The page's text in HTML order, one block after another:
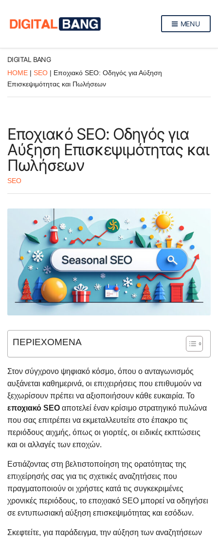
MENU
DIGITAL BANG
HOME | SEO | Εποχιακό SEO: Οδηγός για Αύξηση
Επισκεψιμότητας και Πωλήσεων
Εποχιακό SEO: Οδηγός για
Αύξηση Επισκεψιμότητας και
Πωλήσεων
SEO
ΠΕΡΙΕΧΟΜΕΝΑ
Στον σύγχρονο ψηφιακό κόσμο, όπου ο ανταγωνισμός
αυξάνεται καθημερινά, οι επιχειρήσεις που επιθυμούν να
ξεχωρίσουν πρέπει να αξιοποιήσουν κάθε ευκαιρία. Το
εποχιακό SEO αποτελεί έναν κρίσιμο στρατηγικό πυλώνα
που σας επιτρέπει να εκμεταλλευτείτε στο έπακρο τις
περιόδους αιχμής, όπως οι γιορτές, οι ειδικές εκπτώσεις
και οι αλλαγές των εποχών.
Εστιάζοντας στη βελτιστοποίηση της ορατότητας της
επιχείρησής σας για τις σχετικές αναζητήσεις που
πραγματοποιούν οι χρήστες κατά τις συγκεκριμένες
χρονικές περιόδους, το εποχιακό SEO μπορεί να οδηγήσει
σε εντυπωσιακή αύξηση επισκεψιμότητας και εσόδων.
Σκεφτείτε, για παράδειγμα, την αύξηση των αναζητήσεων